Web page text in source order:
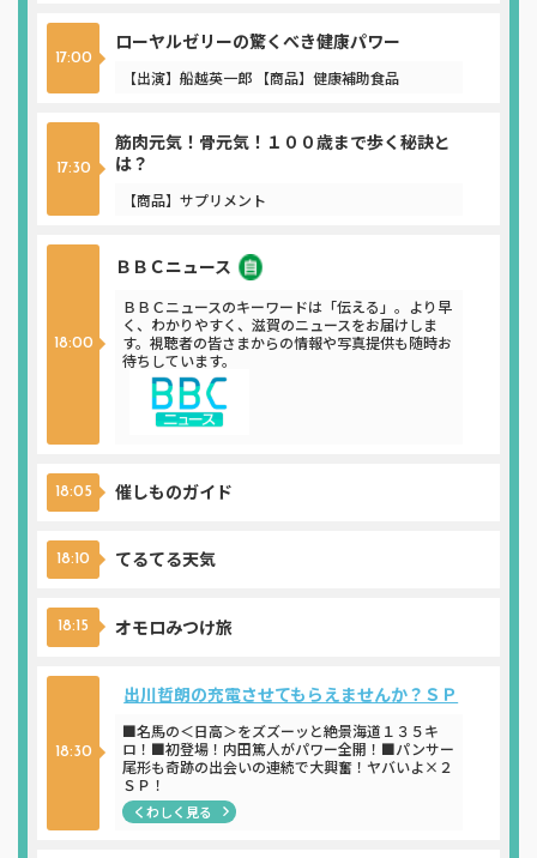
17:00
ローヤルゼリーの驚くべき健康パワー
【出演】船越英一郎 【商品】健康補助食品
17:30
筋肉元気！骨元気！１００歳まで歩く秘訣と
は？
【商品】サプリメント
18:00
ＢＢＣニュース
ＢＢＣニュースのキーワードは「伝える」。より早
く、わかりやすく、滋賀のニュースをお届けしま
す。視聴者の皆さまからの情報や写真提供も随時お
待ちしています。
18:05 催しものガイド
18:10 てるてる天気
18:15 オモロみつけ旅
18:30
出川哲朗の充電させてもらえませんか？ＳＰ
■名馬の＜日高＞をズズーッと絶景海道１３５キ
ロ！■初登場！内田篤人がパワー全開！■パンサー
尾形も奇跡の出会いの連続で大興奮！ヤバいよ×２
ＳＰ！
くわしく見る